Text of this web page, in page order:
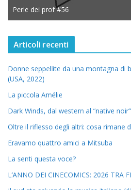
Perle dei prof #56
Articoli recenti
Donne seppellite da una montagna di
(USA, 2022)
La piccola Amélie
Dark Winds, dal western al “native noir”
Oltre il riflesso degli altri: cosa rimane
Eravamo quattro amici a Mitsuba
La senti questa voce?
L’ANNO DEI CINECOMICS: 2026 TRA